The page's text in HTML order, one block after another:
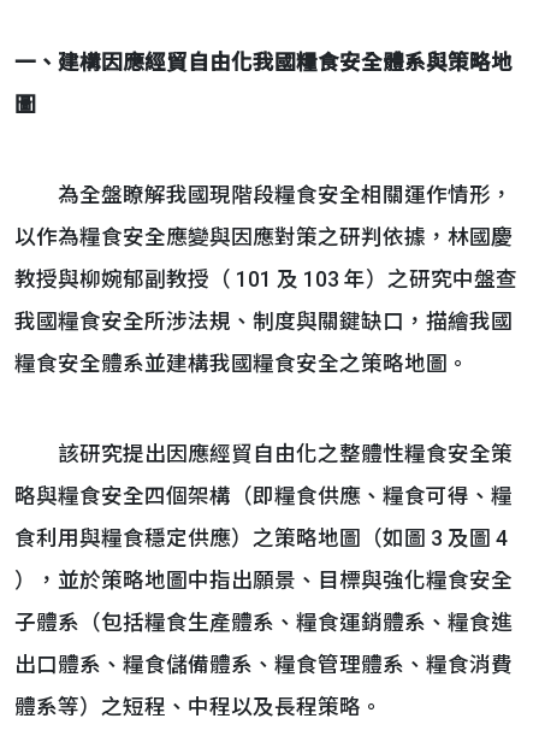
一、 建構因應經貿自由化我國糧食安全體系與策略地
圖
為全盤瞭解我國現階段糧食安全相關運作情形，
以作為糧食安全應變與因應對策之研判依據，林國慶
教授與柳婉郁副教授（ 101 及 103 年）之研究中盤查
我國糧食安全所涉法規、制度與關鍵缺口，描繪我國
糧食安全體系並建構我國糧食安全之策略地圖。
該研究提出因應經貿自由化之整體性糧食安全策
略與糧食安全四個架構（即糧食供應、糧食可得、糧
食利用與糧食穩定供應）之策略地圖（如圖 3 及圖 4
），並於策略地圖中指出願景、目標與強化糧食安全
子體系（包括糧食生產體系、糧食運銷體系、糧食進
出口體系、糧食儲備體系、糧食管理體系、糧食消費
體系等）之短程、中程以及長程策略。